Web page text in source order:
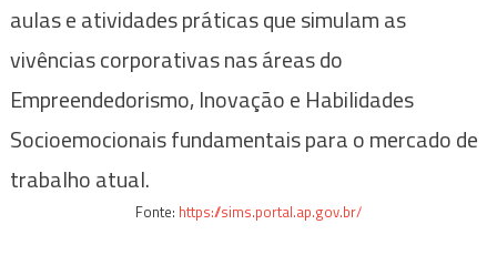
aulas e atividades práticas que simulam as
vivências corporativas nas áreas do
Empreendedorismo, Inovação e Habilidades
Socioemocionais fundamentais para o mercado de
trabalho atual.
Fonte: https://sims.portal.ap.gov.br/